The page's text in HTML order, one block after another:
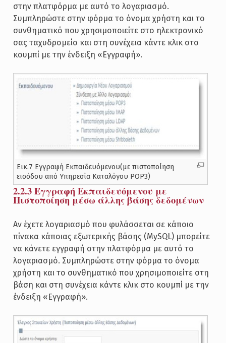
στην πλατφόρμα με αυτό το λογαριασμό.
Συμπληρώστε στην φόρμα το όνομα χρήστη και το
συνθηματικό που χρησιμοποιείτε στο ηλεκτρονικό
σας ταχυδρομείο και στη συνέχεια κάντε κλικ στο
κουμπί με την ένδειξη «Εγγραφή».
Εικ.7 Εγγραφή Εκπαιδευόμενου(με πιστοποίηση
εισόδου από Υπηρεσία Καταλόγου POP3)
2.2.3 Εγγραφή Εκπαιδευόμενου με
Πιστοποίηση μέσω άλλης βάσης δεδομένων
Αν έχετε λογαριασμό που φυλάσσεται σε κάποιο
πίνακα κάποιας εξωτερικής βάσης (MySQL) μπορείτε
να κάνετε εγγραφή στην πλατφόρμα με αυτό το
λογαριασμό. Συμπληρώστε στην φόρμα το όνομα
χρήστη και το συνθηματικό που χρησιμοποιείτε στη
βάση και στη συνέχεια κάντε κλικ στο κουμπί με την
ένδειξη «Εγγραφή».